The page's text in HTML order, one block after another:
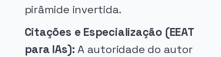
pirâmide invertida.
Citações e Especialização (EEAT
para IAs): A autoridade do autor